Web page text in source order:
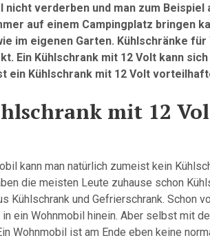
nicht verderben und man zum Beispiel
auf einem Campingplatz bringen
im eigenen Garten. Kühlschränke
Ein Kühlschrank mit 12 Volt kann
ein Kühlschrank mit 12 Volt
mit 12
kann man natürlich zumeist kein
die meisten Leute zuhause schon
Kühlschrank und Gefrierschrank. Schon
ein Wohnmobil hinein. Aber selbst mit
Wohnmobil ist am Ende eben keine